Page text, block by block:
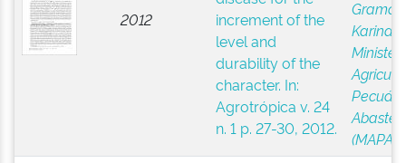
2012
increment of the
level and
durability of the
character. In:
Agrotrópica v. 24
n. 1 p. 27-30, 2012.
Karina
(MAPA)